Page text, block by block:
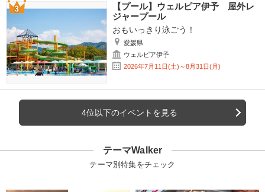
【プール】ウェルピア伊予 屋外レ
ジャープール
おもいっきり泳ごう！
愛媛県
ウェルピア伊予
2026年7月11日(土)～8月31日(月)
4位以下のイベントを見る
テーマWalker
テーマ別特集をチェック